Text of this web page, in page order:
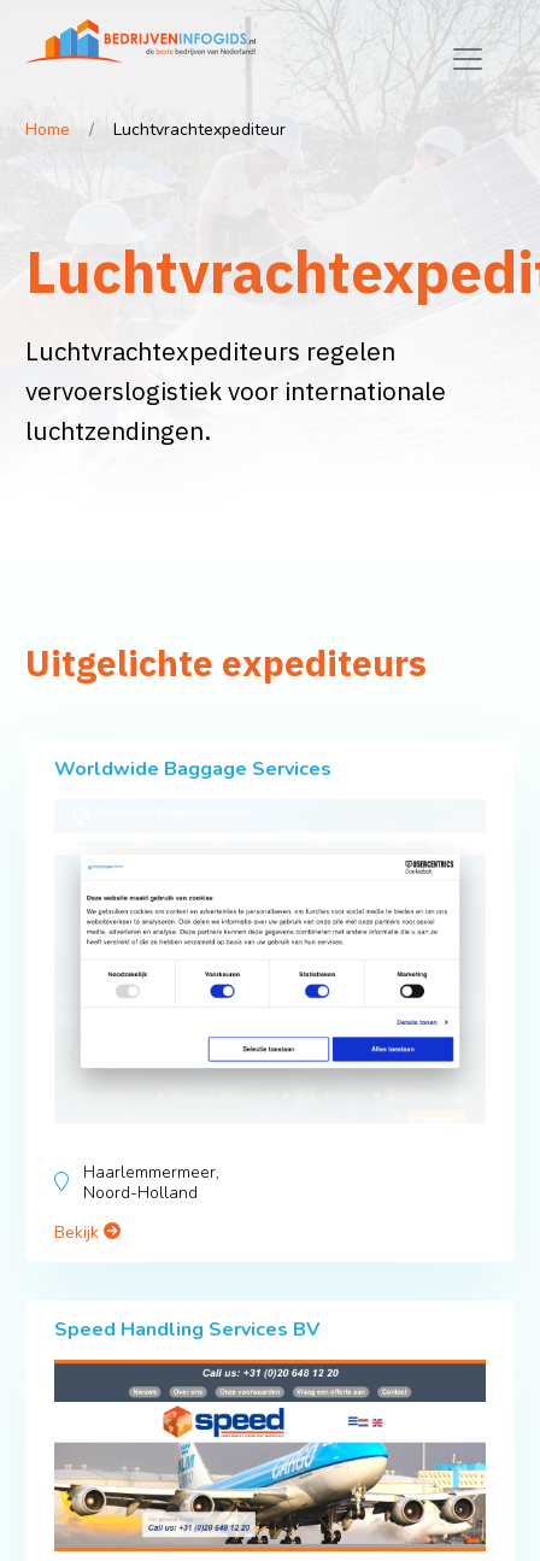
Home Luchtvrachtexpediteur
Luchtvrachtexpediteurs regelen
vervoerslogistiek voor internationale
luchtzendingen.
Uitgelichte expediteurs
Worldwide Baggage Services
Haarlemmermeer,
Noord-Holland
Bekijk
Speed Handling Services BV